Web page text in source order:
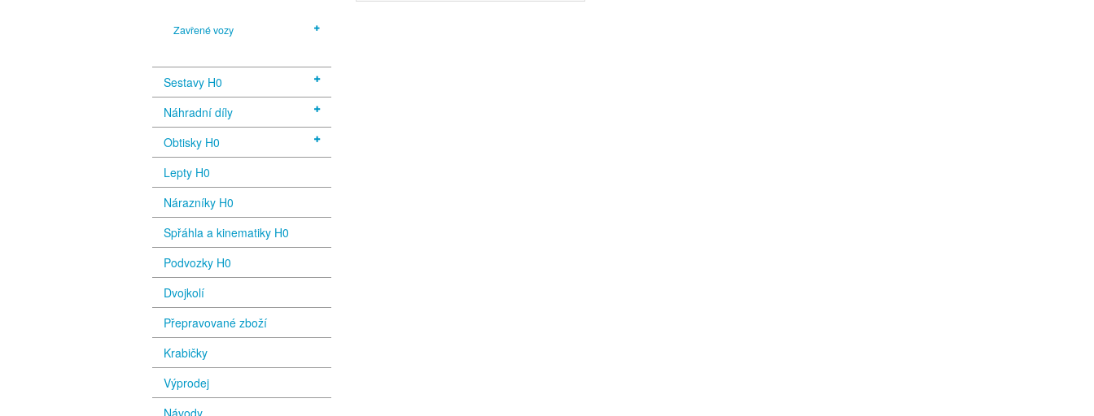
Zavřené vozy
Sestavy H0
Náhradní díly
Obtisky H0
Lepty H0
Nárazníky H0
Spřáhla a kinematiky H0
Podvozky H0
Dvojkolí
Přepravované zboží
Krabičky
Výprodej
Návody